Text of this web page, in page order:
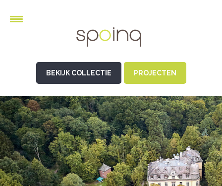
BEKIJK COLLECTIE PROJECTEN